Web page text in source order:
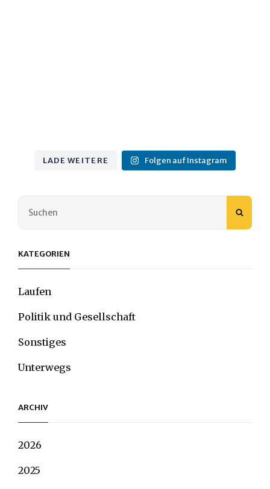
LADE WEITERE Folgen auf Instagram
KATEGORIEN
Laufen
Politik und Gesellschaft
Sonstiges
Unterwegs
ARCHIV
2026
2025